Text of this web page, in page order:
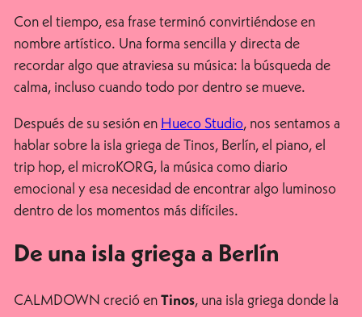
Con el tiempo, esa frase terminó convirtiéndose en
nombre artístico. Una forma sencilla y directa de
recordar algo que atraviesa su música: la búsqueda de
calma, incluso cuando todo por dentro se mueve.
Después de su sesión en Hueco Studio, nos sentamos a
hablar sobre la isla griega de Tinos, Berlín, el piano, el
trip hop, el microKORG, la música como diario
emocional y esa necesidad de encontrar algo luminoso
dentro de los momentos más difíciles.
De una isla griega a Berlín
CALMDOWN creció en Tinos, una isla griega donde la